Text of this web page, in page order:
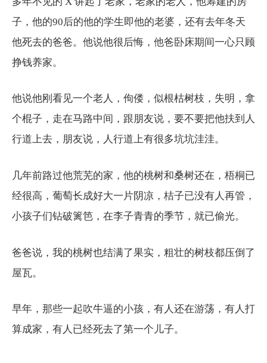
子，他的90后的他的学生即他的老婆，还有去年冬天
他死去的爸爸。他说他很后悔，他爸卧床期间一心只顾
挣钱养家。
他说他刚看见一个老人，佝偻，似根枯树枝，失明，拿
个棍子，走在马路中间，跟朋友说，要不要把他扶到人
行道上去，朋友说，人行道上有很多坑坑洼洼。
几年前路过他荒芜的家，他的桃树和桑树还在，梧桐已
经很高，葡萄长成好大一片阴凉，桔子已没有人再管，
小孩子们钻破篱笆，在李子青青的季节，就已偷光。
爸爸说，我的桃树也结满了果实，粗壮的树枝都压倒了
屋瓦。
早年，那些一起吹牛逼的小孩，有人还在游荡，有人打
算成家，有人已经死去了第一个儿子。